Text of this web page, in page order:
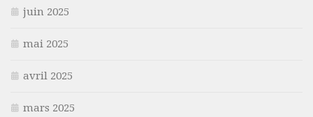
juin 2025
mai 2025
avril 2025
mars 2025